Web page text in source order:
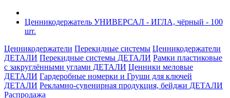
Ценникодержатель УНИВЕРСАЛ - ИГЛА, чёрный - 100
шт.
Ценникодержатели Перекидные системы Ценникодержатели
ДЕТАЛИ Перекидные системы ДЕТАЛИ Рамки пластиковые
c закруглёнными углами ДЕТАЛИ Ценники меловые
ДЕТАЛИ Гардеробные номерки и Груши для ключей
ДЕТАЛИ Рекламно-сувенирная продукция, бейджи ДЕТАЛИ
Распродажа